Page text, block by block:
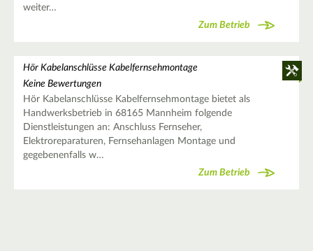
weiter…
Zum Betrieb
Hör Kabelanschlüsse Kabelfernsehmontage
Keine Bewertungen
Hör Kabelanschlüsse Kabelfernsehmontage bietet als
Handwerksbetrieb in 68165 Mannheim folgende
Dienstleistungen an: Anschluss Fernseher,
Elektroreparaturen, Fernsehanlagen Montage und
gegebenenfalls w…
Zum Betrieb